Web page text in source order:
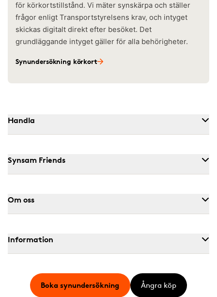
för körkortstillstånd. Vi mäter synskärpa och ställer
frågor enligt Transportstyrelsens krav, och intyget
skickas digitalt direkt efter besöket. Det
grundläggande intyget gäller för alla behörigheter.
Synundersökning körkort
Handla
Synsam Friends
Om oss
Information
Boka synundersökning Ångra köp